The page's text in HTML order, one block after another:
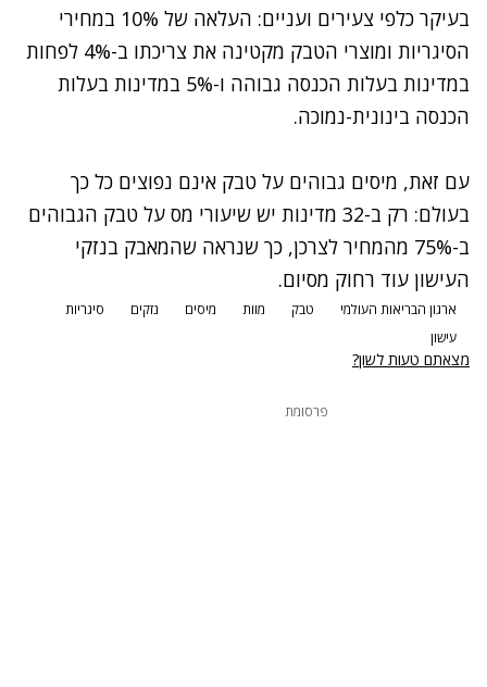
בעיקר כלפי צעירים ועניים: העלאה של 10% במחירי
הסיגריות ומוצרי הטבק מקטינה את צריכתו ב-4% לפחות
במדינות בעלות הכנסה גבוהה ו-5% במדינות בעלות
הכנסה בינונית-נמוכה.
עם זאת, מיסים גבוהים על טבק אינם נפוצים כל כך
בעולם: רק ב-32 מדינות יש שיעורי מס על טבק הגבוהים
ב-75% מהמחיר לצרכן, כך שנראה שהמאבק בנזקי
העישון עוד רחוק מסיום.
ארגון הבריאות העולמי טבק מוות מיסים נזקים
סיגריות
עישון
מצאתם טעות לשון?
פרסומת